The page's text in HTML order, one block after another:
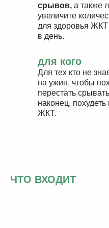
срывов, а также
увеличите
для здоровья ЖКТ
в день.
для кого
Для тех кто не
на ужин, чтобы
перестать
наконец,
ЖКТ.
ЧТО ВХОДИТ